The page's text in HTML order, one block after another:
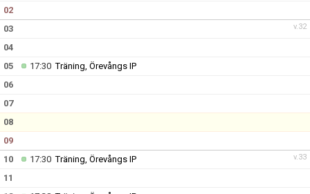
02
v.32
03
04
05
17:30Träning, Örevångs IP
06
07
08
09
v.33
10 17:30Träning, Örevångs IP
11